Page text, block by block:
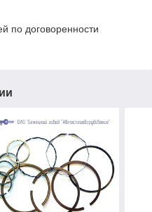
по договоренности